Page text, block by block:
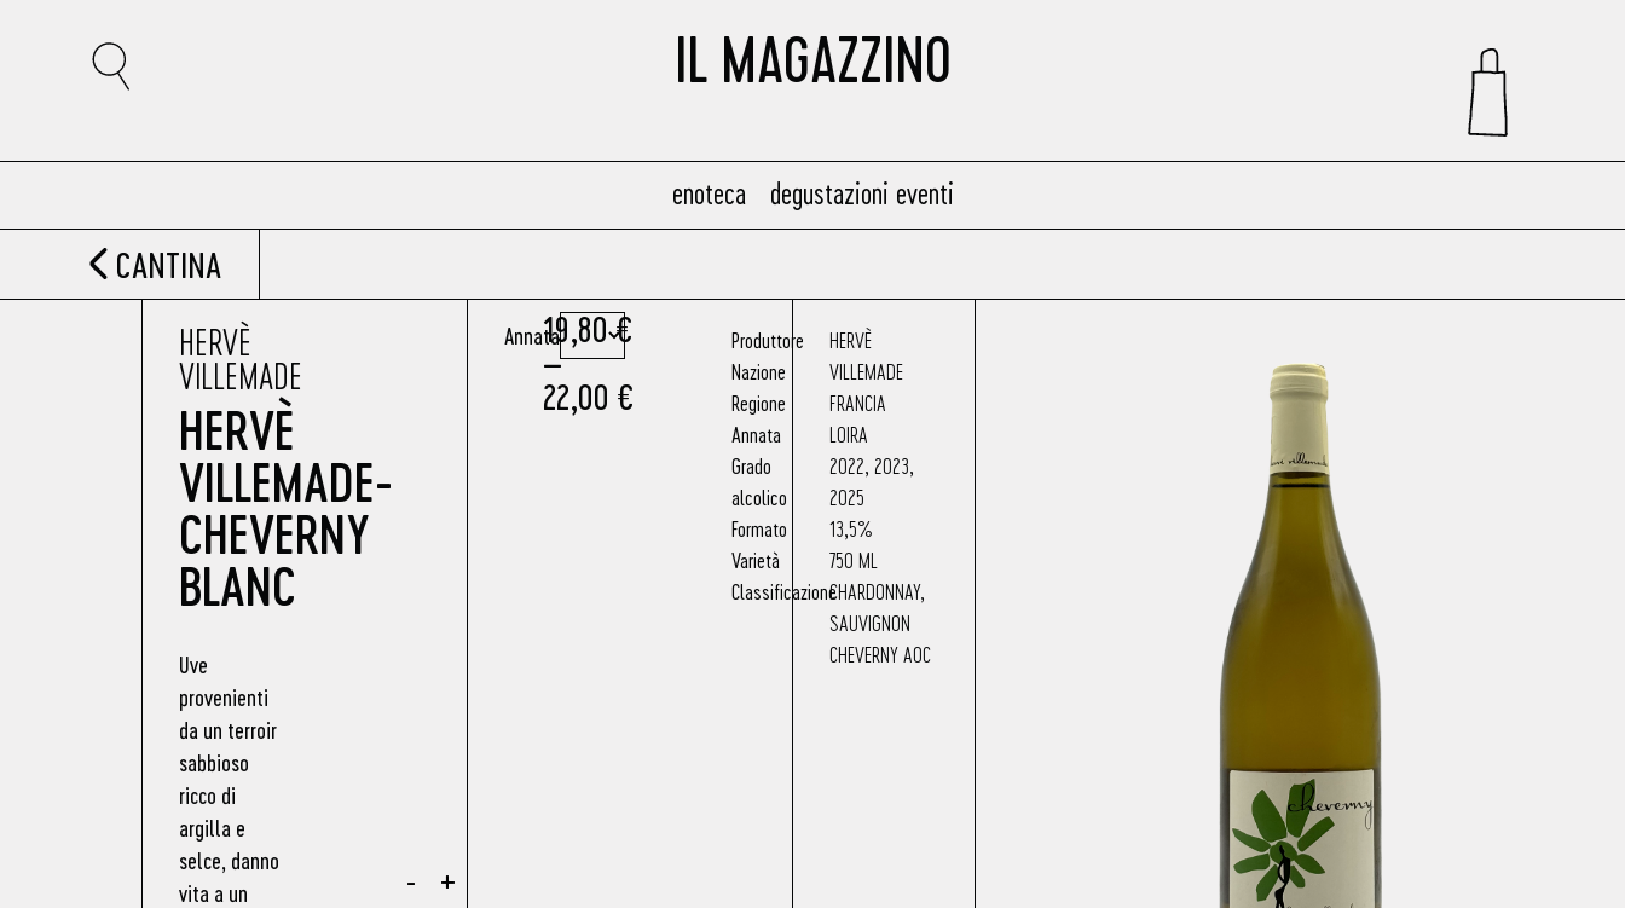
IL MAGAZZINO
enoteca degustazioni eventi
CANTINA
HERVÈ
VILLEMADE
HERVÈ
VILLEMADE-
CHEVERNY
BLANC
Uve
provenienti
da un terroir
sabbioso
ricco di
argilla e
selce, danno
vita a un
- +
Annata19,80€
–
22,00€
Produttore
Nazione
Regione
Annata
Grado
alcolico
Formato
Varietà
Classificazione
HERVÈ
VILLEMADE
FRANCIA
LOIRA
2022 2023
2025
13,5%
750 ML
CHARDONNAY,
SAUVIGNON
CHEVERNY AOC